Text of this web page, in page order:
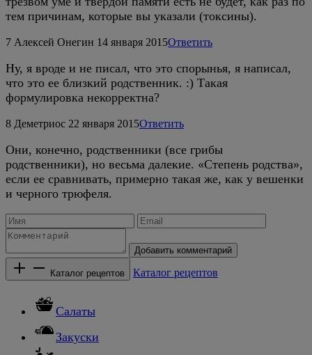
тем причинам, которые вы указали (токсины).
7 Алексей Онегин 14 января 2015Ответить
Ну, я вроде и не писал, что это спорынья, я написал,
что это ее близкий родственник. :) Такая
формулировка некорректна?
8 Деметриос 22 января 2015Ответить
Они, конечно, родственники (все грибы
родственники), но весьма далекие. «Степень родства»,
если ее сравнивать, примерно такая же, как у вешенки
и черного трюфеля.
Добавить комментарий
Каталог рецептов Каталог рецептов
Салаты
Закуски